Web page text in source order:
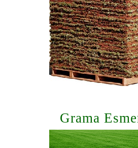
Grama